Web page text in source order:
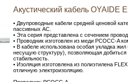
Акустический кабель OYAIDE
• Двупроводные кабели средней ценовой
пассивных АС.
• Эта серия представлена с сечением
• Проводник изготовлен из меди PCOCC-A
• В кабеле использована особая укладка
несущую структуру), позволяющая
стабильность.
• Изоляция изготовлена из полиэтилена
отличную электроизоляцию.